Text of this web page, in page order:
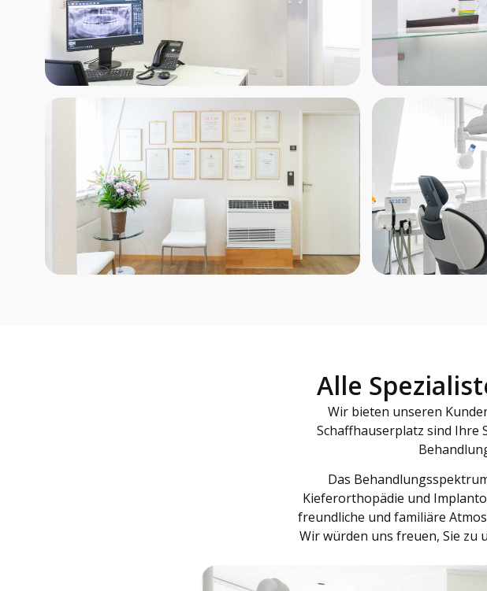
Alle
Wir bieten unseren
Schaffhauserplatz sind Ihre
Das
Kieferorthopädie und
freundliche und familiäre
Wir würden uns freuen, Sie zu